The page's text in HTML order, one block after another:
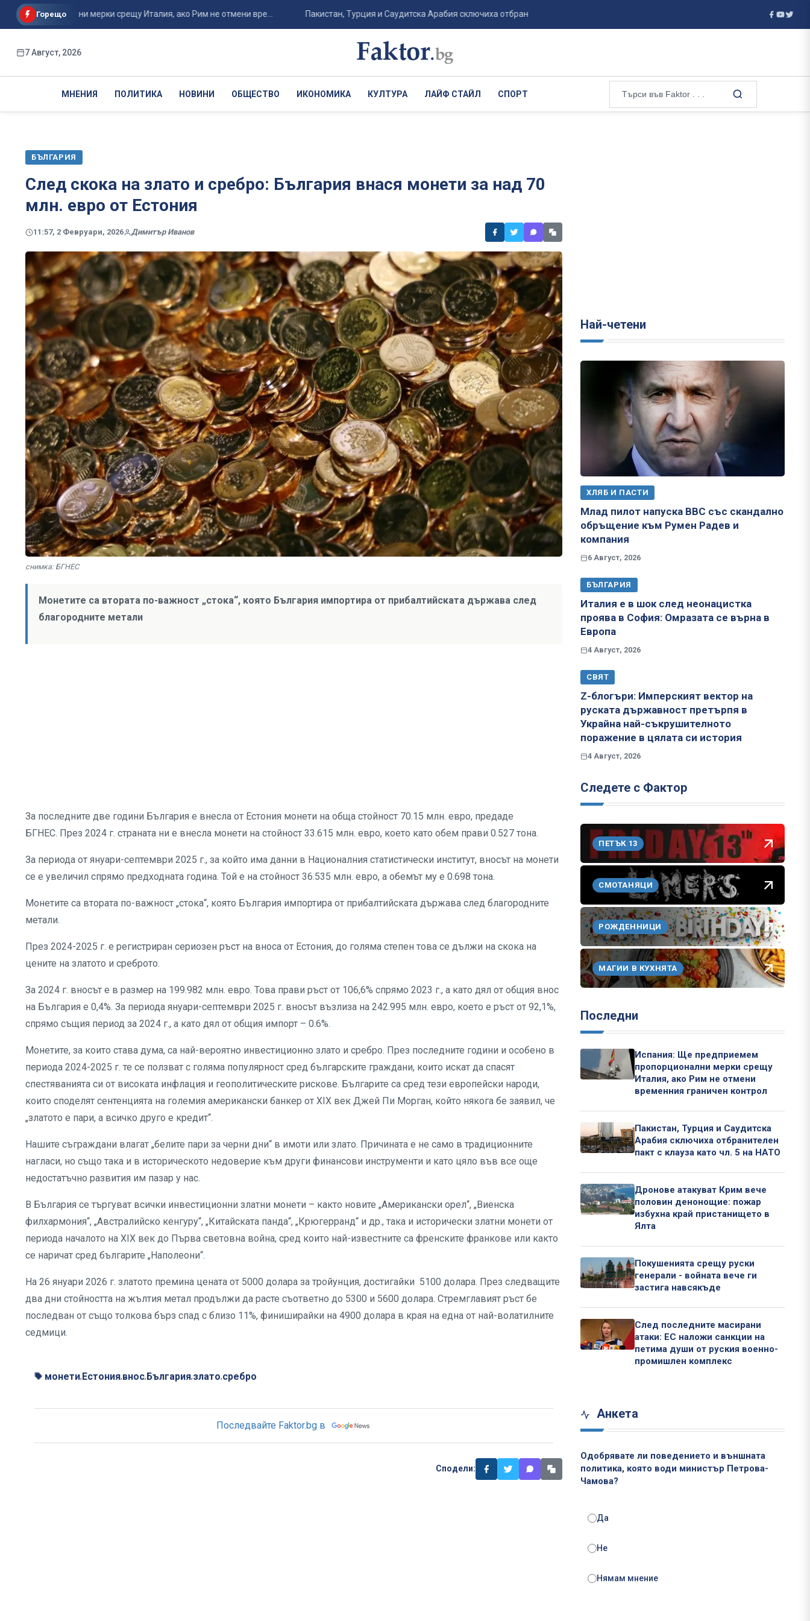
Горещо
мерки срещу Италия, ако Рим не отмени вре... Пакистан, Турция и Саудитска Арабия сключиха отбранителен пакт с клауза като чл.... Дронове атакуват Крим вече половин
7 Август, 2026
МНЕНИЯ ПОЛИТИКА НОВИНИ ОБЩЕСТВО ИКОНОМИКА КУЛТУРА ЛАЙФ СТАЙЛ СПОРТ
БЪЛГАРИЯ
След скока на злато и сребро: България внася монети за над 70
млн. евро от Естония
11:57, 2 Февруари, 2026 Димитър Иванов
снимка: БГНЕС
Монетите са втората по-важност „стока“, която България импортира от прибалтийската държава след
благородните метали
За последните две години България е внесла от Естония монети на обща стойност 70.15 млн. евро, предаде
БГНЕС. През 2024 г. страната ни е внесла монети на стойност 33.615 млн. евро, което като обем прави 0.527 тона.
За периода от януари-септември 2025 г., за който има данни в Националния статистически институт, вносът на монети
се е увеличил спрямо предходната година. Той е на стойност 36.535 млн. евро, а обемът му е 0.698 тона.
Монетите са втората по-важност „стока“, която България импортира от прибалтийската държава след благородните
метали.
През 2024-2025 г. е регистриран сериозен ръст на вноса от Естония, до голяма степен това се дължи на скока на
цените на златото и среброто.
За 2024 г. вносът е в размер на 199.982 млн. евро. Това прави ръст от 106,6% спрямо 2023 г., а като дял от общия внос
на България е 0,4%. За периода януари-септември 2025 г. вносът възлиза на 242.995 млн. евро, което е ръст от 92,1%,
спрямо същия период за 2024 г., а като дял от общия импорт – 0.6%.
Монетите, за които става дума, са най-вероятно инвестиционно злато и сребро. През последните години и особено в
периода 2024-2025 г. те се ползват с голяма популярност сред българските граждани, които искат да спасят
спестяванията си от високата инфлация и геополитическите рискове. Българите са сред тези европейски народи,
които споделят сентенцията на големия американски банкер от ХІХ век Джей Пи Морган, който някога бе заявил, че
„златото е пари, а всичко друго е кредит“.
Нашите съграждани влагат „белите пари за черни дни“ в имоти или злато. Причината е не само в традиционните
нагласи, но също така и в историческото недоверие към други финансови инструменти и като цяло във все още
недостатъчно развития им пазар у нас.
В България се търгуват всички инвестиционни златни монети – както новите „Американски орел“, „Виенска
филхармония“, „Австралийско кенгуру“, „Китайската панда“, „Крюгерранд“ и др., така и исторически златни монети от
периода началото на ХІХ век до Първа световна война, сред които най-известните са френските франкове или както
се наричат сред българите „Наполеони“.
На 26 януари 2026 г. златото премина цената от 5000 долара за тройунция, достигайки 5100 долара. През следващите
два дни стойността на жълтия метал продължи да расте съответно до 5300 и 5600 долара. Стремглавият ръст бе
последван от също толкова бърз спад с близо 11%, финиширайки на 4900 долара в края на една от най-волатилните
седмици.
монети,Естония,внос,България,злато,сребро
Последвайте Faktor.bg в
Сподели:
Най-четени
ХЛЯБ И ПАСТИ
Млад пилот напуска ВВС със скандално
обръщение към Румен Радев и
компания
6 Август, 2026
БЪЛГАРИЯ
Италия е в шок след неонацистка
проява в София: Омразата се върна в
Европа
4 Август, 2026
СВЯТ
Z-блогъри: Имперският вектор на
руската държавност претърпя в
Украйна най-съкрушителното
поражение в цялата си история
4 Август, 2026
Следете с Фактор
ПЕТЪК 13
СМОТАНЯЦИ
РОЖДЕННИЦИ
МАГИИ В КУХНЯТА
Последни
Испания: Ще предприемем
пропорционални мерки срещу
Италия, ако Рим не отмени
временния граничен контрол
Пакистан, Турция и Саудитска
Арабия сключиха отбранителен
пакт с клауза като чл. 5 на НАТО
Дронове атакуват Крим вече
половин денонощие: пожар
избухна край пристанището в
Ялта
Покушенията срещу руски
генерали - войната вече ги
застига навсякъде
След последните масирани
атаки: ЕС наложи санкции на
петима души от руския военно-
промишлен комплекс
Анкета
Одобрявате ли поведението и външната
политика, която води министър Петрова-
Чамова?
Да
Не
Нямам мнение